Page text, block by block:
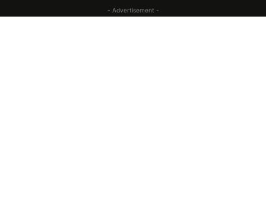
- Advertisement -